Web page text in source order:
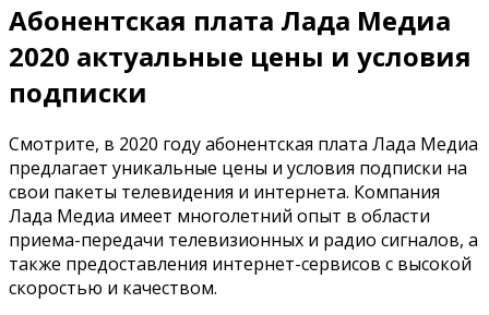
Абонентская плата Лада Медиа
2020 актуальные цены и условия
подписки
Смотрите, в 2020 году абонентская плата Лада Медиа
предлагает уникальные цены и условия подписки на
свои пакеты телевидения и интернета. Компания
Лада Медиа имеет многолетний опыт в области
приема-передачи телевизионных и радио сигналов, а
также предоставления интернет-сервисов с высокой
скоростью и качеством.